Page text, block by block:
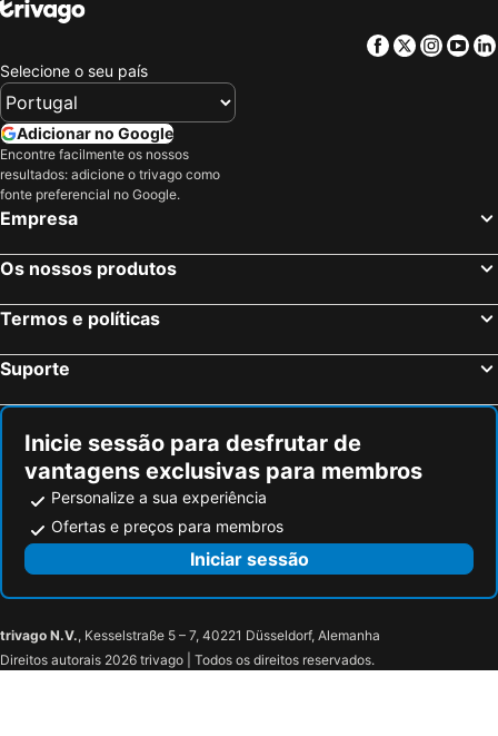
Facebook
Twitter
Selecione o seu país
Adicionar no Google
Encontre facilmente os nossos
resultados: adicione o trivago como
fonte preferencial no Google.
Empresa
Os nossos produtos
Termos e políticas
Suporte
Inicie sessão para desfrutar de
vantagens exclusivas para membros
Personalize a sua experiência
Ofertas e preços para membros
Iniciar sessão
trivago N.V., Kesselstraße 5 – 7, 40221 Düsseldorf, Alemanha
Direitos autorais 2026 trivago | Todos os direitos reservados.